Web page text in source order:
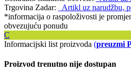
Trgovina Zadar:
Artikl uz narudžbu,
*informacija o raspoloživosti je
obvezujuću ponudu
C
Informacijski list proizvoda (preuzmi
Proizvod trenutno nije dostupan